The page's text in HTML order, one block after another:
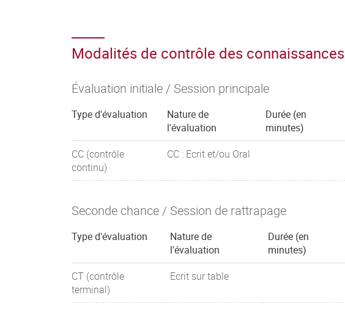
Modalités de contrôle des connaissances
Évaluation initiale / Session principale
Type d'évaluation
Nature de
l'évaluation
Durée (en
minutes)
CC (contrôle
continu)
CC : Ecrit et/ou Oral
Seconde chance / Session de rattrapage
Type d'évaluation
Nature de
l'évaluation
Durée (en
minutes)
CT (contrôle
terminal)
Ecrit sur table